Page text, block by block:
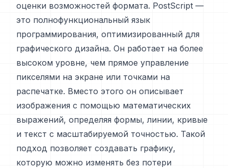
оценки возможностей формата. PostScript —
это полнофункциональный язык
программирования, оптимизированный для
графического дизайна. Он работает на более
высоком уровне, чем прямое управление
пикселями на экране или точками на
распечатке. Вместо этого он описывает
изображения с помощью математических
выражений, определяя формы, линии, кривые
и текст с масштабируемой точностью. Такой
подход позволяет создавать графику,
которую можно изменять без потери